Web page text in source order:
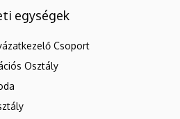
egységek
Csoport
Osztály